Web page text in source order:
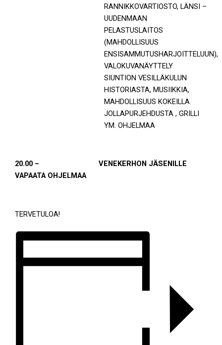
RANNIKKOVARTIOSTO, LÄNSI –
UUDENMAAN
PELASTUSLAITOS
(MAHDOLLISUUS
ENSISAMMUTUSHARJOITTELUUN),
VALOKUVANÄYTTELY
SIUNTION VESILLÄKULUN
HISTORIASTA, MUSIIKKIA,
MAHDOLLISUUS KOKEILLA
JOLLAPURJEHDUSTA , GRILLI
YM. OHJELMAA
20.00 – VENEKERHON JÄSENILLE
VAPAATA OHJELMAA
TERVETULOA!